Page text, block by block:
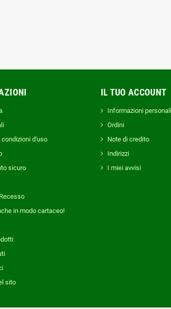
condizioni d'uso
sicuro
in modo cartaceo!
sito
IL TUO ACCOUNT
Informazioni personali
Ordini
Note di credito
Indirizzi
I miei avvisi